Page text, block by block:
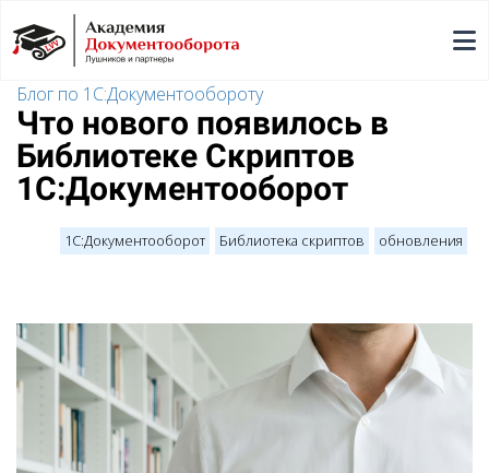
Блог по 1С:Документообороту
Что нового появилось в
Библиотеке Скриптов
1С:Документооборот
1С:Документооборот Библиотека скриптов обновления